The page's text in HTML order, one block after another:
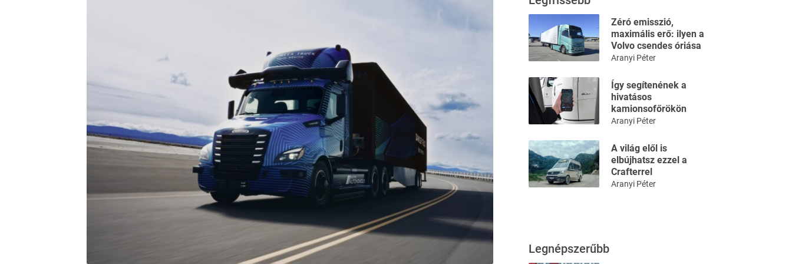
Zéró emisszió,
maximális erő: ilyen a
Volvo csendes óriása
Aranyi Péter
Így segítenének a
hivatásos
kamionsofőrökön
Aranyi Péter
A világ elől is
elbújhatsz ezzel a
Crafterrel
Aranyi Péter
Legnépszerűbb